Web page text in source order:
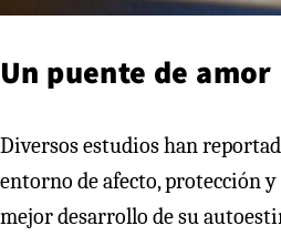
Un puente de amor
Diversos estudios han
entorno de afecto, protección
mejor desarrollo de su